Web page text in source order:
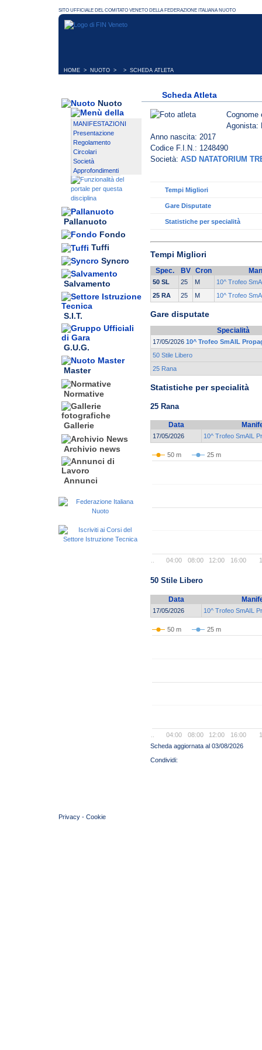
HOME > NUOTO > > SCHEDA ATLETA
Nuoto
MANIFESTAZIONI
Presentazione
Regolamento
Circolari
Società
Approfondimenti
Pallanuoto
Fondo
Tuffi
Syncro
Salvamento
S.I.T.
G.U.G.
Master
Normative
Gallerie
Archivio news
Annunci
Scheda Atleta
Agonista:
Anno nascita: 2017
Codice F.I.N.: 1248490
Società: ASD NATATORIUM
Tempi Migliori
Gare Disputate
Statistiche per specialità
Tempi Migliori
Spec. BV Cron
50 SL 25 M
10^ Trofeo
25 RA
25 M 10^ Trofeo
Gare disputate
Specialità
17/05/2026 10^ Trofeo SmAIL
50 Stile Libero
25 Rana
Statistiche per specialità
25 Rana
Data
17/05/2026 10^ Trofeo SmAIL
50 m 25 m
04:00 08:00 12:00 16:00
50 Stile Libero
Data
17/05/2026 10^ Trofeo SmAIL
50 m 25 m
04:00 08:00 12:00 16:00
Scheda aggiornata al 03/08/2026
Privacy - Cookie